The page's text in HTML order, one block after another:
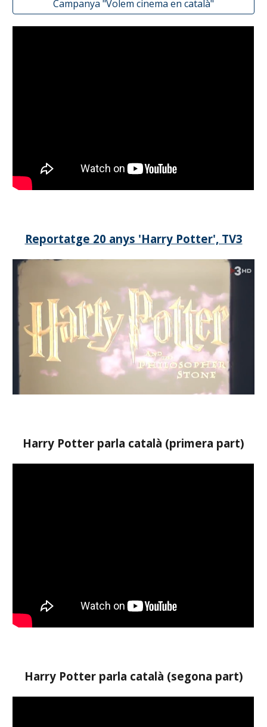
Campanya "Volem cinema en català"
Reportatge 20 anys 'Harry Potter', TV3
Harry Potter parla català (primera part)
Harry Potter parla català (segona part)